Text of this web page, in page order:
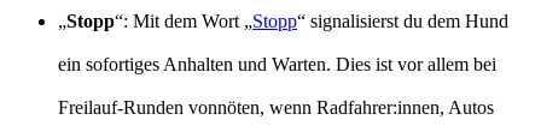
„Stopp“: Mit dem Wort „Stopp“ signalisierst du dem Hund
ein sofortiges Anhalten und Warten. Dies ist vor allem bei
Freilauf-Runden vonnöten, wenn Radfahrer:innen, Autos